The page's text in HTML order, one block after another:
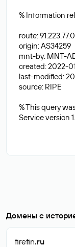
% Information
route:
origin: AS34259
mnt-by: MNT-
created: 2022-
last-modified:
source: RIPE
% This query
Service version
Домены с
firefin.ru